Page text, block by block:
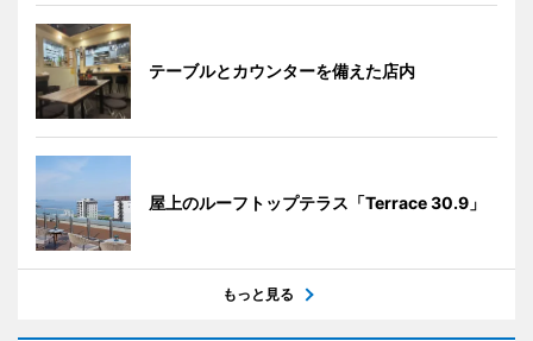
テーブルとカウンターを備えた店内
屋上のルーフトップテラス「Terrace 30.9」
もっと見る